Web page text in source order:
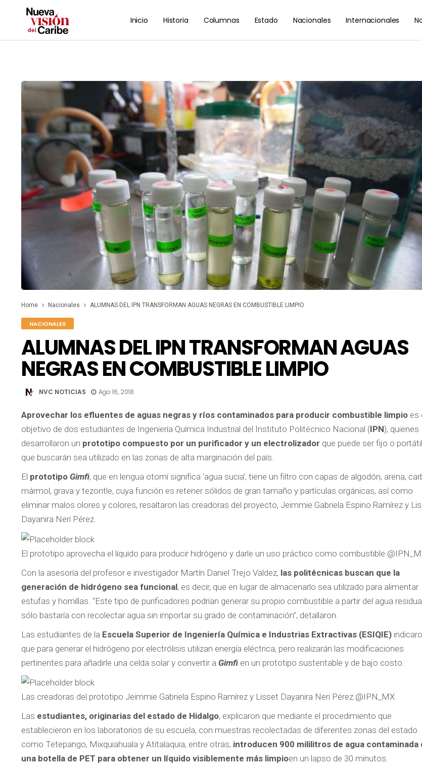
Inicio Historia Columnas Estado Nacionales Internacionales
Home Nacionales ALUMNAS DEL IPN TRANSFORMAN AGUAS NEGRAS EN COMBUSTIBLE LIMPIO
NACIONALES
ALUMNAS DEL IPN TRANSFORMAN AGUAS
NEGRAS EN COMBUSTIBLE LIMPIO
NVC NOTICIAS Ago 16, 2018
Aprovechar los efluentes de aguas negras y ríos contaminados para producir combustible limpio es
objetivo de dos estudiantes de Ingeniería Química Industrial del Instituto Politécnico Nacional (IPN), quienes
desarrollaron un prototipo compuesto por un purificador y un electrolizador que puede ser fijo o
que buscarán sea utilizado en las zonas de alta marginación del país.
El prototipo Gimfi, que en lengua otomí significa ‘agua sucia’, tiene un filtro con capas de algodón, arena,
mármol, grava y tezontle, cuya función es retener sólidos de gran tamaño y partículas orgánicas, así como
eliminar malos olores y colores, resaltaron las creadoras del proyecto, Jeimmie Gabriela Espino Ramírez y
Dayanira Neri Pérez.
El prototipo aprovecha el líquido para producir hidrógeno y darle un uso práctico como combustible.
Con la asesoría del profesor e investigador Martín Daniel Trejo Valdez, las politécnicas buscan que la
generación de hidrógeno sea funcional, es decir, que en lugar de almacenarlo sea utilizado para alimentar
estufas y hornillas. “Este tipo de purificadores podrían generar su propio combustible a partir del agua
sólo bastaría con recolectar agua sin importar su grado de contaminación”, detallaron.
Las estudiantes de la Escuela Superior de Ingeniería Química e Industrias Extractivas (ESIQIE)
que para generar el hidrógeno por electrólisis utilizan energía eléctrica, pero realizarán las modificaciones
pertinentes para añadirle una celda solar y convertir a Gimfi en un prototipo sustentable y de bajo costo.
Las creadoras del prototipo Jeimmie Gabriela Espino Ramírez y Lisset Dayanira Neri Pérez.@IPN_MX
Las estudiantes, originarias del estado de Hidalgo, explicaron que mediante el procedimiento que
establecieron en los laboratorios de su escuela, con muestras recolectadas de diferentes zonas del estado
como Tetepango, Mixquiahuala y Atitalaquia, entre otras, introducen 900 mililitros de agua contaminada
una botella de PET para obtener un líquido visiblemente más limpioen un lapso de 30 minutos.